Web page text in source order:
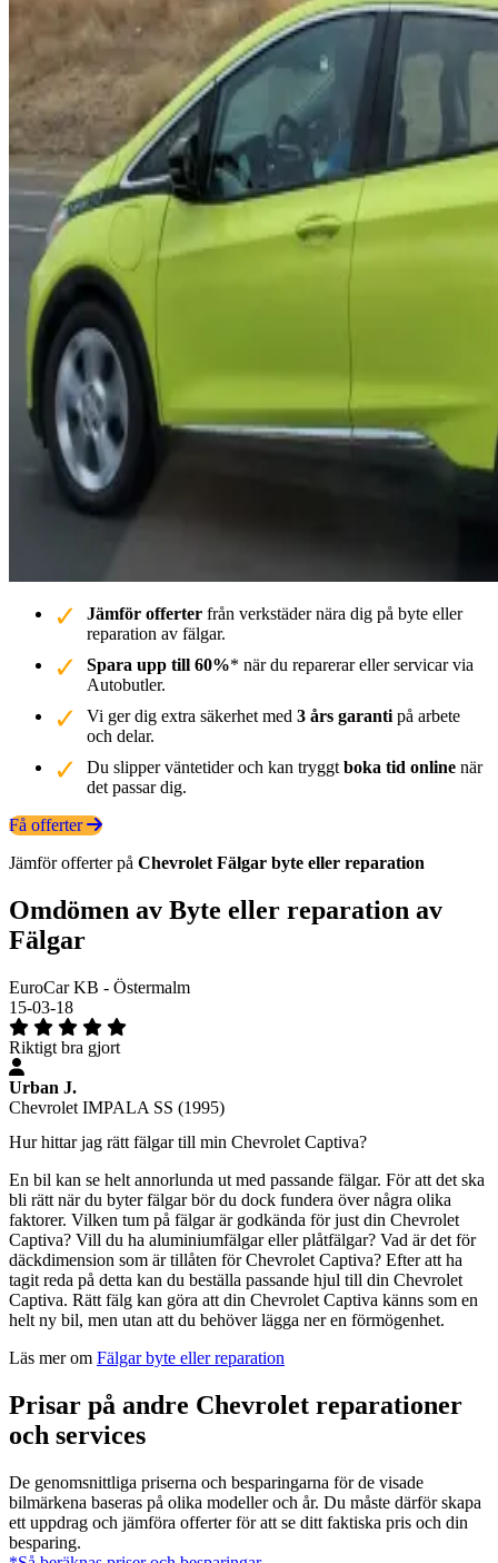
Jämför offerter från verkstäder nära dig på byte eller
reparation av fälgar.
Spara upp till 60%* när du reparerar eller servicar via
Autobutler.
Vi ger dig extra säkerhet med 3 års garanti på arbete
och delar.
Du slipper väntetider och kan tryggt boka tid online när
det passar dig.
Få offerter
Jämför offerter på Chevrolet Fälgar byte eller reparation
Omdömen av Byte eller reparation av
Fälgar
EuroCar KB - Östermalm
15-03-18
Riktigt bra gjort
Urban J.
Chevrolet IMPALA SS (1995)
Hur hittar jag rätt fälgar till min Chevrolet Captiva?
En bil kan se helt annorlunda ut med passande fälgar. För att det ska
bli rätt när du byter fälgar bör du dock fundera över några olika
faktorer. Vilken tum på fälgar är godkända för just din Chevrolet
Captiva? Vill du ha aluminiumfälgar eller plåtfälgar? Vad är det för
däckdimension som är tillåten för Chevrolet Captiva? Efter att ha
tagit reda på detta kan du beställa passande hjul till din Chevrolet
Captiva. Rätt fälg kan göra att din Chevrolet Captiva känns som en
helt ny bil, men utan att du behöver lägga ner en förmögenhet.
Läs mer om Fälgar byte eller reparation
Prisar på andre Chevrolet reparationer
och services
De genomsnittliga priserna och besparingarna för de visade
bilmärkena baseras på olika modeller och år. Du måste därför skapa
ett uppdrag och jämföra offerter för att se ditt faktiska pris och din
besparing.